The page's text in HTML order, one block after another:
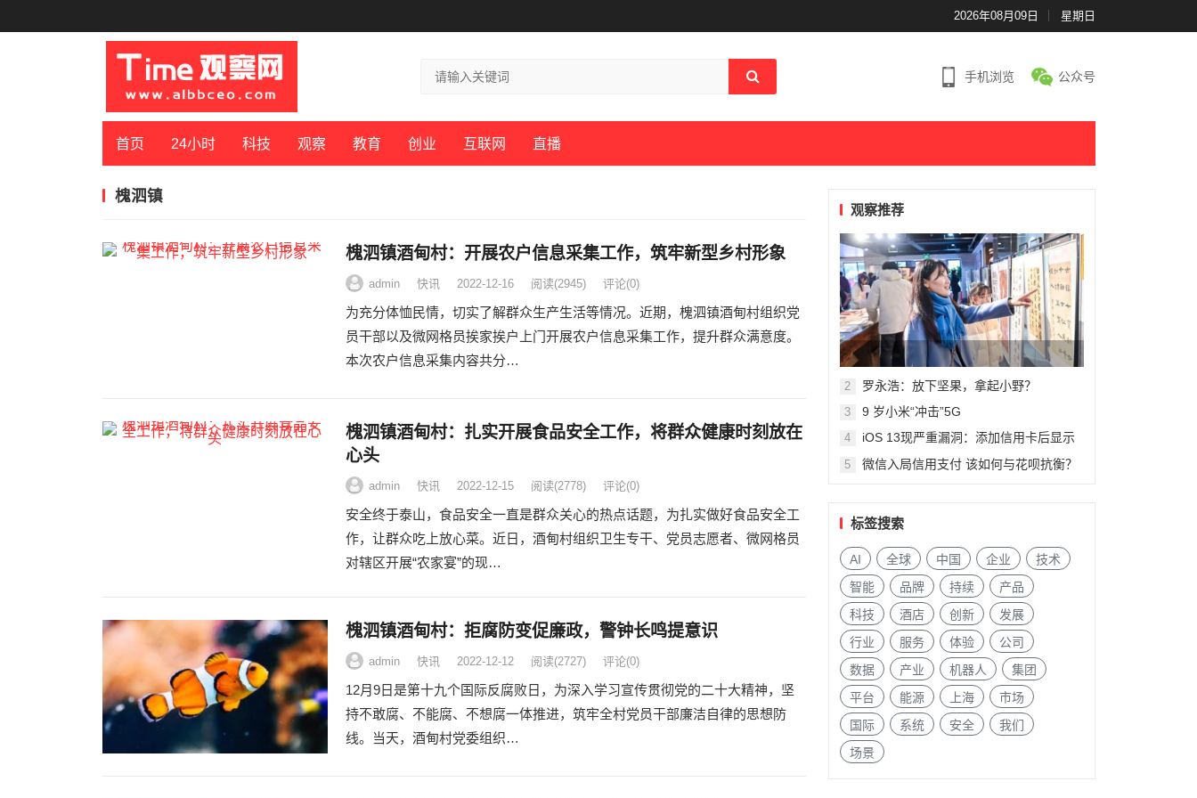
2026年08月09日 星期日
手机浏览 公众号
首页 24小时 科技 观察 教育 创业 互联网 直播
槐泗镇
槐泗镇酒甸村：开展农户信息采集工作，筑牢新型乡村形象
admin 快讯 2022-12-16 阅读(2945) 评论(0)
为充分体恤民情，切实了解群众生产生活等情况。近期，槐泗镇酒甸村组织党
员干部以及微网格员挨家挨户上门开展农户信息采集工作，提升群众满意度。
本次农户信息采集内容共分…
槐泗镇酒甸村：扎实开展食品安全工作，将群众健康时刻放在
心头
admin 快讯 2022-12-15 阅读(2778) 评论(0)
安全终于泰山，食品安全一直是群众关心的热点话题，为扎实做好食品安全工
作，让群众吃上放心菜。近日，酒甸村组织卫生专干、党员志愿者、微网格员
对辖区开展“农家宴”的现…
槐泗镇酒甸村：拒腐防变促廉政，警钟长鸣提意识
admin 快讯 2022-12-12 阅读(2727) 评论(0)
12月9日是第十九个国际反腐败日，为深入学习宣传贯彻党的二十大精神，坚
持不敢腐、不能腐、不想腐一体推进，筑牢全村党员干部廉洁自律的思想防
线。当天，酒甸村党委组织…
观察推荐
2 罗永浩：放下坚果，拿起小野？
3 9 岁小米“冲击”5G
4
iOS 13现严重漏洞：添加信用卡后显示
5 微信入局信用支付 该如何与花呗抗衡？
标签搜索
AI 全球 中国 企业
技术
智能
品牌 持续
产品
科技
酒店 创新
发展
行业
服务 体验
公司
数据
产业 机器人
集团
平台
能源 上海
市场
国际
系统 安全
我们
场景